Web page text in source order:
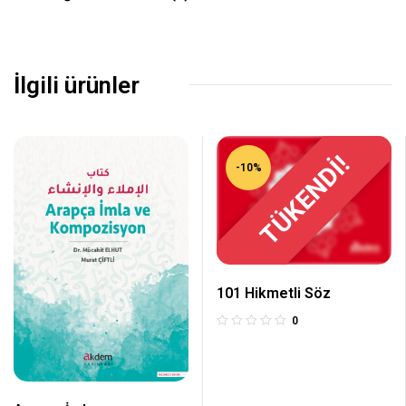
İlgili ürünler
-10%TÜKENDİ!
101 Hikmetli Söz
0